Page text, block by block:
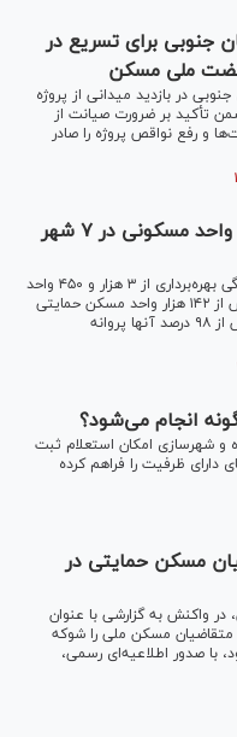
جنوبی برای تسریع در
ملی مسکن
در بازدید میدانی از پروژه
تأکید بر ضرورت صیانت از
و رفع نواقص پروژه را صادر
آمادگی بهره‌برداری از ۳ هزار و ۴۵۰ واحد مسکونی در ۷ شهر
مدیرعامل شرکت عمران شهر‌های جدید از آمادگی بهره‌برداری از ۳ هزار و ۴۵۰ واحد
مسکونی در ۷ شهر جدید خبر داد و گفت: بیش از ۱۴۲ هزار واحد مسکن حمایتی
در شهر‌های جدید در حال اجراست که برای بیش از ۹۸ درصد آنها پروانه
انجام می‌شود؟
و شهرسازی امکان استعلام ثبت
ظرفیت را فراهم کرده
مسکن حمایتی در
واکنش به گزارشی با عنوان
متقاضیان مسکن ملی را شوکه
با صدور اطلاعیه‌ای رسمی،